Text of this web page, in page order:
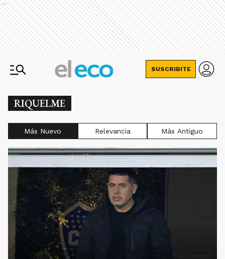
Ads
SUSCRIBITE
RIQUELME
Más Nuevo Relevancia Más Antiguo